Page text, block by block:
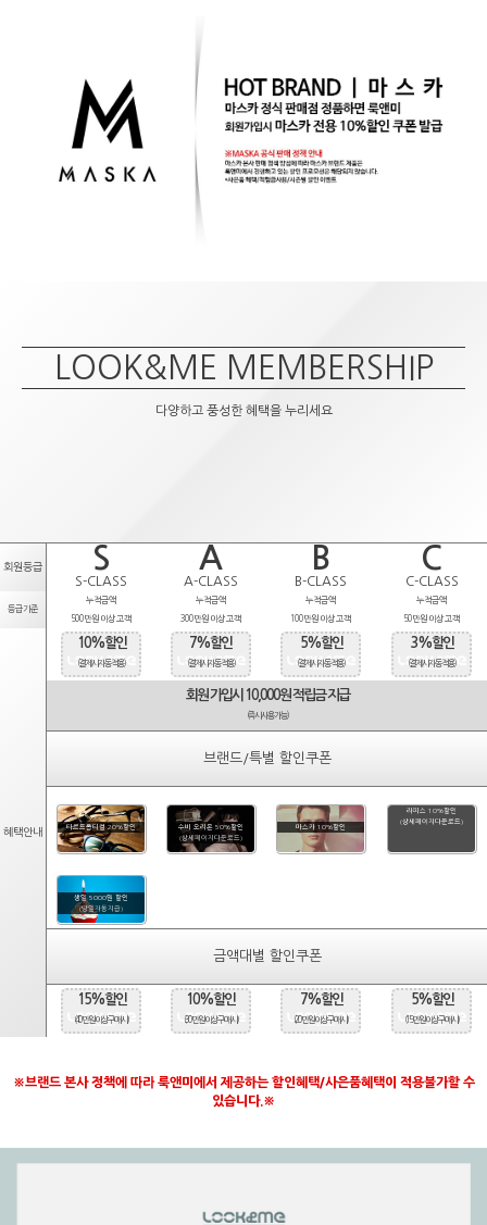
LOOK&ME MEMBERSHIP
다양하고 풍성한 혜택을 누리세요
회원등급 S A B C
S-CLASS A-CLASS B-CLASS C-CLASS
등급기준
누적금액
500만원 이상 고객
누적금액
300만원 이상 고객
누적금액
100만원 이상 고객
누적금액
50만원 이상 고객
혜택안내
10%할인
(결제시 자동적용)
7%할인
(결제시 자동적용)
5%할인
(결제시 자동적용)
3%할인
(결제시 자동적용)
회원 가입시 10,000원 적립금 지급
(즉시사용가능)
브랜드/특별 할인쿠폰
타르트옵티컬 20%할인
수비 오리온 50%할인
(상세페이지다운로드)
마스카 10%할인
라피스 10%할인
(상세페이지다운로드)
생일 5000원 할인
(당일자동지급)
금액대별 할인쿠폰
15%할인
(40만원 이상 구매시)
10%할인
(30만원 이상 구매시)
7%할인
(20만원 이상 구매시)
5%할인
(15만원 이상 구매시)
※브랜드 본사 정책에 따라 룩앤미에서 제공하는 할인혜택/사은품혜택이 적용불가할 수
있습니다.※